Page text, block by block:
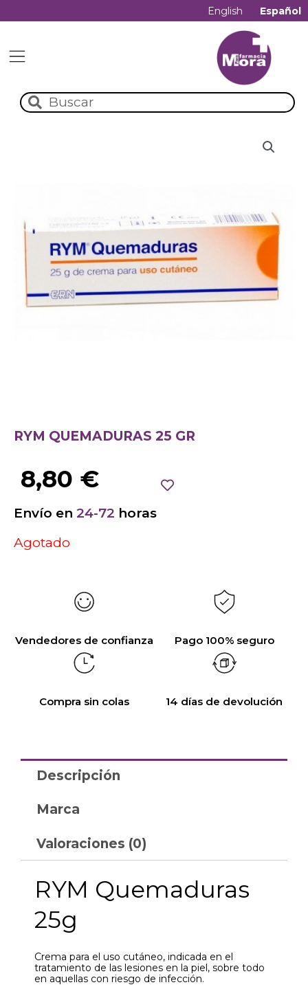
English Español
RYM QUEMADURAS 25 GR
8,80 €
Envío en 24-72 horas
Agotado
Vendedores de confianza Pago 100% seguro
Compra sin colas 14 días de devolución
Descripción
Marca
Valoraciones (0)
RYM Quemaduras
25g
Crema para el uso cutáneo, indicada en el
tratamiento de las lesiones en la piel, sobre todo
en aquellas con riesgo de infección.